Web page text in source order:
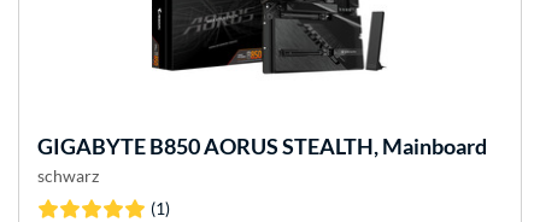
GIGABYTEB850 AORUS STEALTH, Mainboard
schwarz
(1)